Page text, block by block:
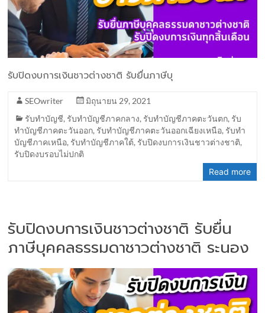
รับปิดงบการเงินชาวต่างชาติ รับยื่นภาษีบุ
SEOwriter
มิถุนายน 29, 2021
รับทำบัญชี, รับทำบัญชีภาคกลาง, รับทำบัญชีภาคตะวันตก, รับ
ทำบัญชีภาคตะวันออก, รับทำบัญชีภาคตะวันออกเฉียงเหนือ, รับทำ
บัญชีภาคเหนือ, รับทำบัญชีภาคใต้, รับปิดงบการเงินชาวต่างชาติ,
รับปิดงบรอบไม่ปกติ
Read more
รับปิดงบการเงินชาวต่างชาติ รับยื่น
ภาษีบุคคลธรรมดาชาวต่างชาติ ระนอง